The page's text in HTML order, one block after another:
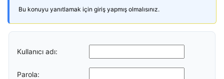
Bu konuyu yanıtlamak için giriş yapmış olmalısınız.
Kullanıcı adı:
Parola: